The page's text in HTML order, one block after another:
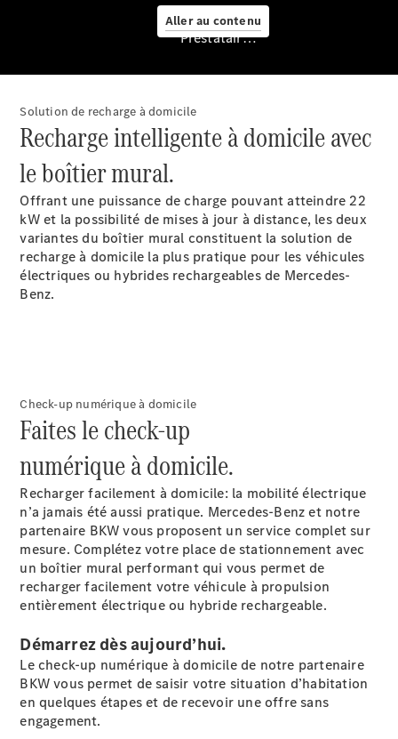
Aller au contenu
Service &
accessoires
Prendre
rendez-
vous à
l'atelier
Offre
digitale
Roues &
pneus
Maintenance,
réparation et
garantie
Maintenance
Réparation
Prestataire / Protection des données
Solution de recharge à domicile
Recharge intelligente à domicile avec
le boîtier mural.
Offrant une puissance de charge pouvant atteindre 22
kWet la possibilité de mises à jour à distance, les deux
variantes du boîtier mural constituent la solution de
recharge à domicile la plus pratique pour les véhicules
électriques ou hybrides rechargeables de Mercedes-
Benz.
Check-up numérique à domicile
Faites le check-up
numérique à domicile.
Recharger facilement à domicile: la mobilité électrique
n’a jamais été aussi pratique. Mercedes-Benz et notre
partenaire BKW vous proposent un service complet sur
mesure. Complétez votre place de stationnement avec
un boîtier mural performant qui vous permet de
recharger facilement votre véhicule à propulsion
entièrement électrique ou hybride rechargeable.
Démarrez dès aujourd’hui.
Le check-up numérique à domicile de notre partenaire
BKW vous permet de saisir votre situation d’habitation
en quelques étapes et de recevoir une offre sans
engagement.